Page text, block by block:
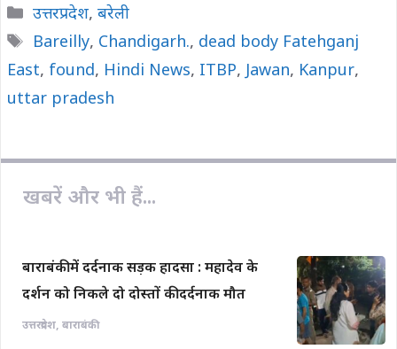
e
b
o
o
t
s
A
p
L
i
l
e
Categories
उत्तरप्रदेश, बरेली
Tags
Bareilly, Chandigarh., dead body Fatehganj
East, found, Hindi News, ITBP,Jawan, Kanpur,
uttar pradesh
खबरें और भी हैं...
बाराबंकी में दर्दनाक सड़क हादसा : महादेव के
दर्शन को निकले दो दोस्तों की दर्दनाक मौत
उत्तरप्रदेश, बाराबंकी